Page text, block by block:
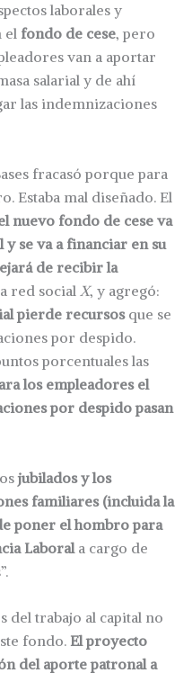
laborales y
el fondo de cese, pero
van a aportar
salarial y de ahí
las indemnizaciones
fracasó porque para
Estaba mal diseñado. El
nuevo fondo de cese va
se va a financiar en su
de recibir la
red social X, y agregó:
pierde recursosque se
por despido.
porcentuales las
los empleadores el
por despido pasan
jubilados y los
familiares (incluida la
poner el hombro para
Laboral a cargo de
del trabajo al capital no
fondo. El proyecto
del aporte patronal a